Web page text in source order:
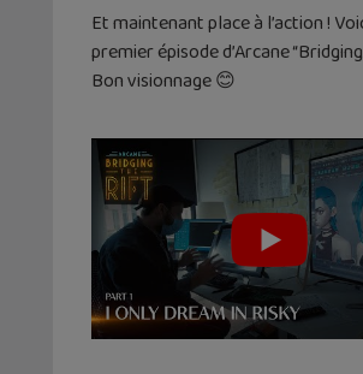
Et maintenant place à l’action !
premier épisode d’Arcane
Bon visionnage 😊